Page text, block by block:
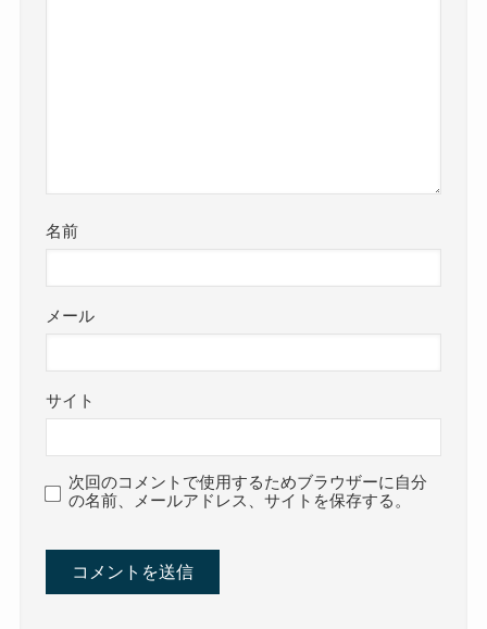
名前
メール
サイト
次回のコメントで使用するためブラウザーに自分
の名前、メールアドレス、サイトを保存する。